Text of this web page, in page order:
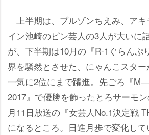
上半期は、ブルゾンちえみ、アキ
イン池崎のピン芸人の3人が大いに
が、下半期は10月の『R-1ぐらんぷ
界を騒然とさせた、にゃんこスター
一気に2位にまで躍進。先ごろ『
2017』で優勝を飾ったとろサーモ
月11日放送の『女芸人No.1決定戦
になるところ。日進月歩で変化し